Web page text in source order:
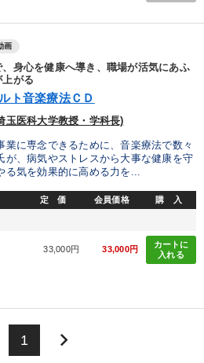
る知恵を身につける
ト力を磨く
を伸ばしたい 社員研修を行いたい
ュニケーション
営業
画
身心を健康へ導き、職場が活気にあふ
がる
ト音楽療法ＣＤ
玉医科大学教授・学科長)
に専念できるために、音楽療法で数々
が、病気やストレスから大事な健康を守
る気を効果的に高める力を...
定 価 会員価格 購 入
33,000円 33,000円
カートに
入れる
1 keyboard_arrow_right